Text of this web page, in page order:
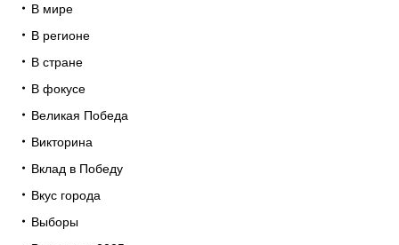
В мире
В регионе
В стране
В фокусе
Великая Победа
Викторина
Вклад в Победу
Вкус города
Выборы